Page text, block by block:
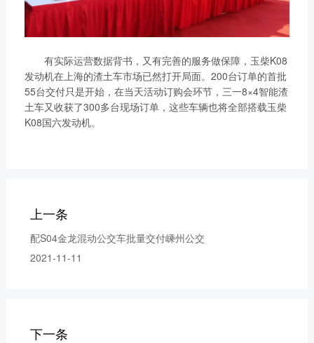
有实际运营数据背书，又有完善的服务做保障，玉柴K08
发动机在上海的渣土车市场已然打开局面。200台订单的首批
55台交付只是开始，在当天活动订购会环节，三一8×4智能渣
土车又收获了300多台现场订单，这些车辆也将全部搭载玉柴
K08国六发动机。
上一条
配S04金龙混动公交车批量交付嵊州公交
2021-11-11
下一条